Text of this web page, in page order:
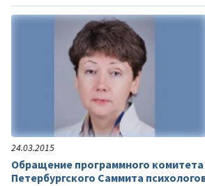
24.03.2015
Обращение программного комитета
Петербургского Саммита